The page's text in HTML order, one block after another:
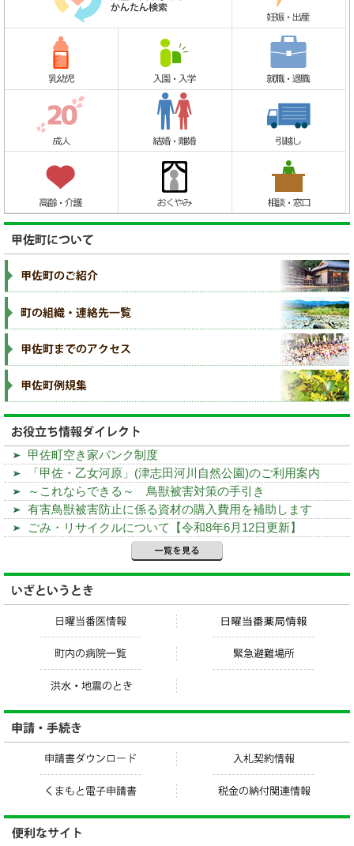
甲佐町空き家バンク制度
「甲佐・乙女河原」(津志田河川自然公園)のご利用案内
～これならできる～ 鳥獣被害対策の手引き
有害鳥獣被害防止に係る資材の購入費用を補助します
ごみ・リサイクルについて【令和8年6月12日更新】